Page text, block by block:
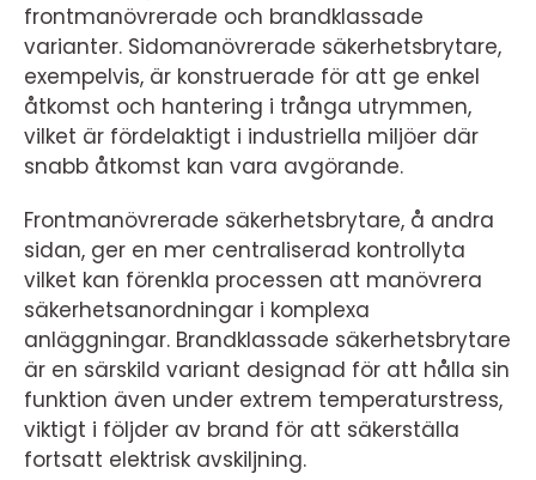
frontmanövrerade och brandklassade
varianter. Sidomanövrerade säkerhetsbrytare,
exempelvis, är konstruerade för att ge enkel
åtkomst och hantering i trånga utrymmen,
vilket är fördelaktigt i industriella miljöer där
snabb åtkomst kan vara avgörande.
Frontmanövrerade säkerhetsbrytare, å andra
sidan, ger en mer centraliserad kontrollyta
vilket kan förenkla processen att manövrera
säkerhetsanordningar i komplexa
anläggningar. Brandklassade säkerhetsbrytare
är en särskild variant designad för att hålla sin
funktion även under extrem temperaturstress,
viktigt i följder av brand för att säkerställa
fortsatt elektrisk avskiljning.